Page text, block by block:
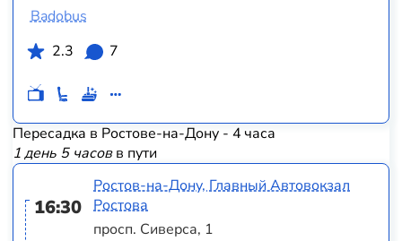
Badobus
2.3
7
Пересадка в Ростове-на-Дону - 4 часа
1 день 5 часовв пути
16:30
Ростов-на-Дону, Главный Автовокзал
Ростова
просп. Сиверса, 1